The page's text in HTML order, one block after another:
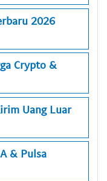
2026
Crypto &
Uang Luar
& Pulsa